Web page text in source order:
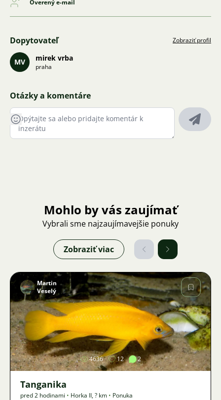
Overený e-mail
Dopytovateľ Zobraziť profil
MV mirek vrba
praha
Otázky a komentáre
Mohlo by vás zaujímať
Vybrali sme najzaujímavejšie ponuky
Zobraziť viac
Obrázok
Martin
Veselý
4636 12 2
Tanganika
pred 2 hodinami • Horka II,? km • Ponuka